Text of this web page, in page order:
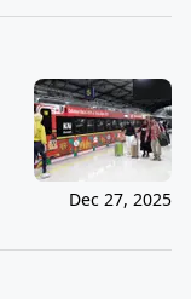
Dec 27, 2025